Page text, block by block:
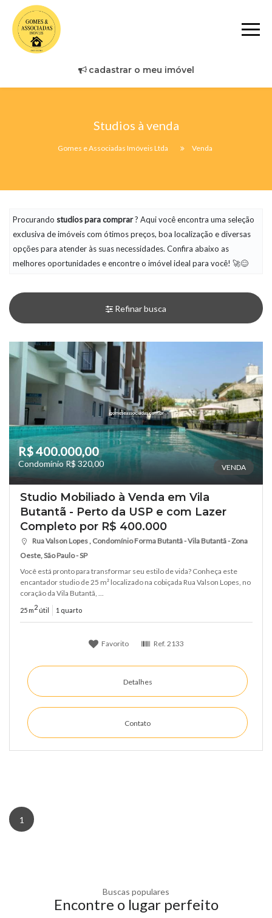
cadastrar o meu imóvel
Studios à venda
Gomes e Associadas Imóveis Ltda Venda
Procurando studiospara comprar? Aqui você encontra uma seleção
exclusiva de imóveis com ótimos preços, boa localização e diversas
opções para atender às suas necessidades. Confira abaixo as
melhores oportunidades e encontre o imóvel ideal para você! 🚀😊
Refinar busca
R$ 400.000,00
Condomínio R$ 320,00 VENDA
Studio Mobiliado à Venda em Vila
Butantã - Perto da USP e com Lazer
Completo por R$ 400.000
Rua Valson Lopes , Condomínio Forma Butantâ - Vila Butantã - Zona
Oeste, São Paulo - SP
Você está pronto para transformar seu estilo de vida? Conheça este
encantador studio de 25 m² localizado na cobiçada Rua Valson Lopes, no
coração da Vila Butantã, ...
25 m2 útil 1 quarto
Favorito Ref. 2133
Detalhes
Contato
1
Buscas populares
Encontre o lugar perfeito